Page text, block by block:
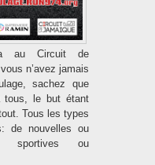
au Circuit de
n’avez jamais
sachez que
tous, le but étant
Tous les types
de nouvelles ou
sportives ou